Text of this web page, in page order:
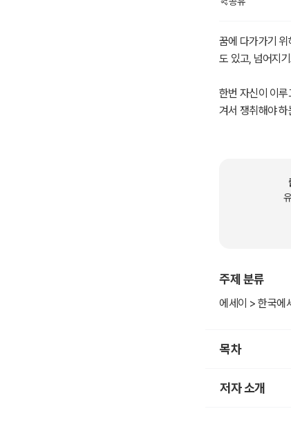
꿈에 다가가기
도 있고, 넘어지
한번 자신이 이
겨서 쟁취해야
주제 분류
에세이 > 한국에
목차
저자 소개